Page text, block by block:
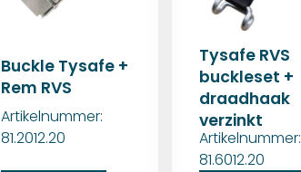
Buckle Tysafe +
Rem RVS
Artikelnummer:
81.2012.20
Tysafe RVS
buckleset +
draadhaak
verzinkt
Artikelnummer:
81.6012.20